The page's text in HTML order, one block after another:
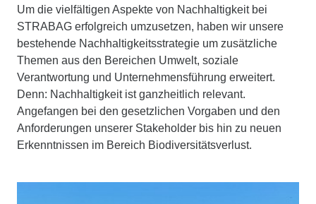
Um die vielfältigen Aspekte von Nachhaltigkeit bei
STRABAG erfolgreich umzusetzen, haben wir unsere
bestehende Nachhaltigkeitsstrategie um zusätzliche
Themen aus den Bereichen Umwelt, soziale
Verantwortung und Unternehmensführung erweitert.
Denn: Nachhaltigkeit ist ganzheitlich relevant.
Angefangen bei den gesetzlichen Vorgaben und den
Anforderungen unserer Stakeholder bis hin zu neuen
Erkenntnissen im Bereich Biodiversitätsverlust.